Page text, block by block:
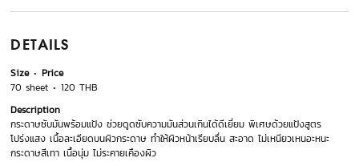
DETAILS
Size
Price
70 sheet
120 THB
Description
กระดาษซับมันพร้อมแป้ง ช่วยดูดซับความมันส่วนเกินได้ดีเยี่ยม พิเศษด้วยแป้งสูตร
โปร่งแสง เนื้อละเอียดบนผิวกระดาษ ทำให้ผิวหน้าเรียบลื่น สะอาด ไม่เหนียวเหนอะหนะ
กระดาษสีเทา เนื้อนุ่ม ไม่ระคายเคืองผิว